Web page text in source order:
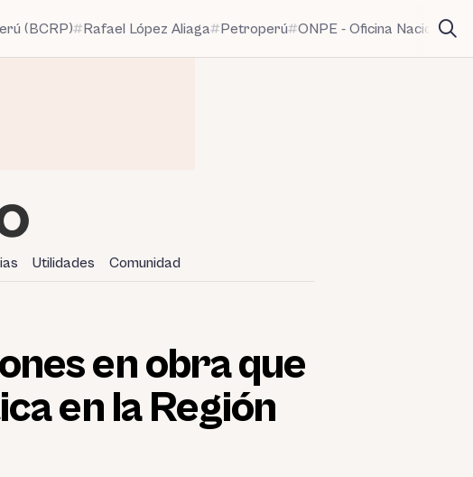
(BCRP) Rafael López Aliaga Petroperú ONPE - Oficina Nacional
Utilidades Comunidad
en obra que
en la Región